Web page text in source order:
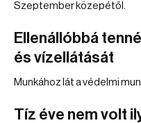
Szeptember közepétől.
Ellenállóbbá
és vízellátását
Munkához lát a védelmi
Tíz éve nem volt